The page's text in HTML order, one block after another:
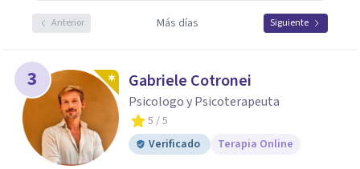
Anterior Más días Siguiente
3 Gabriele Cotronei
Psicologo y Psicoterapeuta
5 / 5
Verificado
Terapia Online